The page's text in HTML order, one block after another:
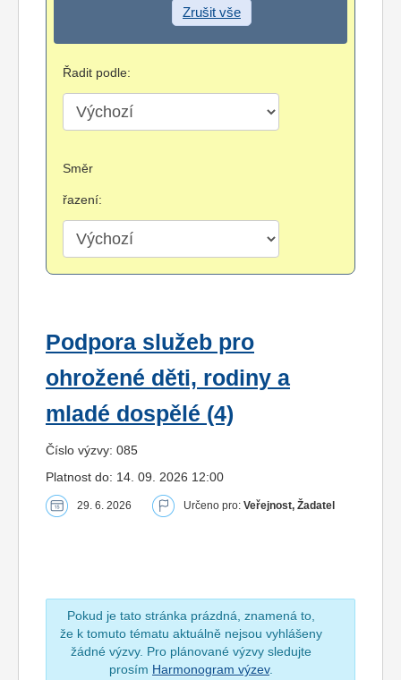
Zrušit vše
Řadit podle:
Směr
řazení:
Podpora služeb pro
ohrožené děti, rodiny a
mladé dospělé (4)
Číslo výzvy: 085
Platnost do: 14. 09. 2026 12:00
29. 6. 2026 Určeno pro: Veřejnost, Žadatel
Pokud je tato stránka prázdná, znamená to,
že k tomuto tématu aktuálně nejsou vyhlášeny
žádné výzvy. Pro plánované výzvy sledujte
prosím Harmonogram výzev.